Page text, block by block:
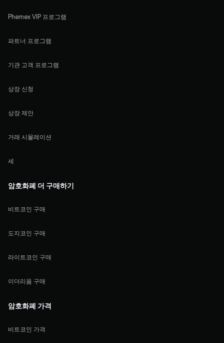
Phemex VIP 프로그램
파트너 프로그램
기관 고객 프로그램
상장 신청
상장 제안
거래 시물레이션
세
암호화폐 더 구매하기
비트코인 구매
도지코인 구매
라이트코인 구매
이더리움 구매
암호화폐 가격
비트코인 가격